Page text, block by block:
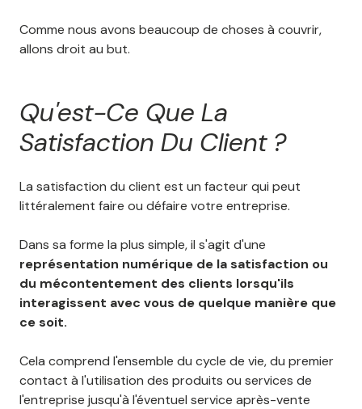
Comme nous avons beaucoup de choses à couvrir,
allons droit au but.
Qu'est-Ce Que La
Satisfaction Du Client ?
La satisfaction du client est un facteur qui peut
littéralement faire ou défaire votre entreprise.
Dans sa forme la plus simple, il s'agit d'une
représentation numérique de la satisfaction ou
du mécontentement des clients lorsqu'ils
interagissent avec vous de quelque manière que
ce soit.
Cela comprend l'ensemble du cycle de vie, du premier
contact à l'utilisation des produits ou services de
l'entreprise jusqu'à l'éventuel service après-vente